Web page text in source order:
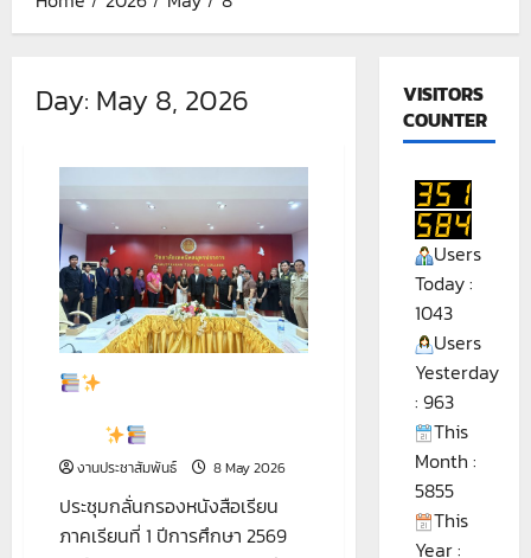
Day: May 8, 2026
งานประชาสัมพันธ์ 8 May 2026
ประชุมกลั่นกรองหนังสือเรียน
ภาคเรียนที่ 1 ปีการศึกษา 2569
VISITORS
COUNTER
Users
Today :
1043
Users
Yesterday
: 963
This
Month :
5855
This
Year :